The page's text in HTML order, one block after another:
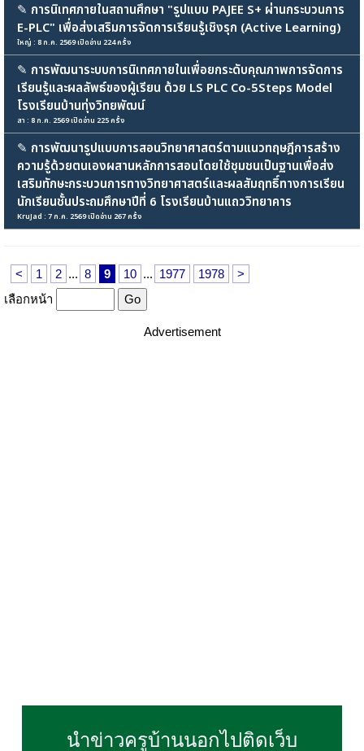
✎ การนิเทศภายในสถานศึกษา "รูปแบบ PAJEE S+ ผ่านกระบวนการ
E-PLC" เพื่อส่งเสริมการจัดการเรียนรู้เชิงรุก (Active Learning)
ใหญ่ : 8 ก.ค. 2569 เปิดอ่าน 224 ครั้ง
✎ การพัฒนาระบบการนิเทศภายในเพื่อยกระดับคุณภาพการจัดการ
เรียนรู้และผลลัพธ์ของผู้เรียน ด้วย LS PLC Co-5Steps Model
โรงเรียนบ้านทุ่งวิทยพัฒน์
สา : 8 ก.ค. 2569 เปิดอ่าน 225 ครั้ง
✎ การพัฒนารูปแบบการสอนวิทยาศาสตร์ตามแนวทฤษฎีการสร้าง
ความรู้ด้วยตนเองผสานหลักการสอนโดยใช้ชุมชนเป็นฐานเพื่อส่ง
เสริมทักษะกระบวนการทางวิทยาศาสตร์และผลสัมฤทธิ์ทางการเรียน
นักเรียนชั้นประถมศึกษาปีที่ 6 โรงเรียนบ้านแถววิทยาคาร
KruJad : 7 ก.ค. 2569 เปิดอ่าน 267 ครั้ง
< 1 2 ... 8 9 10 ... 1977 1978
>
เลือกหน้า
Advertisement
นำข่าวครูบ้านนอกไปติดเว็บ